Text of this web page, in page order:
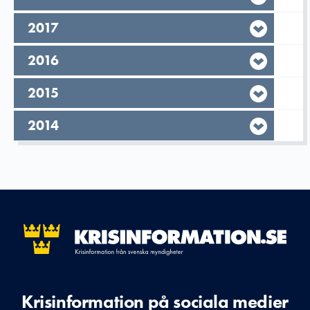
År,
2017
År,
2016
År,
2015
År,
2014
Krisinformation på sociala medier